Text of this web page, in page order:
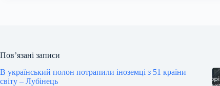
Пов’язані записи
В український полон потрапили іноземці з 51 країни
світу – Лубінець